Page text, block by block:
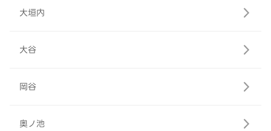
大垣内
大谷
岡谷
奥ノ池